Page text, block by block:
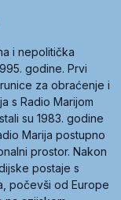
i nepolitička
godine. Prvi
za obraćenje i
s Radio Marijom
su 1983. godine
Marija postupno
prostor. Nakon
postaje s
počevši od Europe